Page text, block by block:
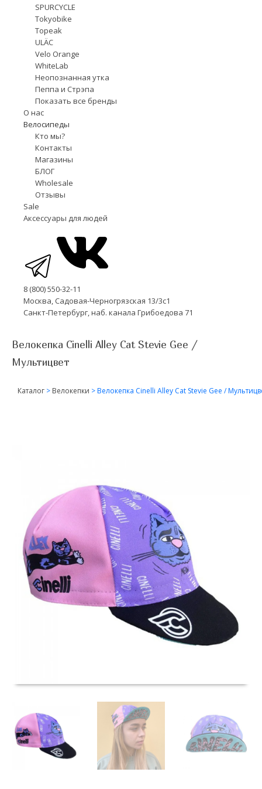
SPURCYCLE
Tokyobike
Topeak
ULÄC
Velo Orange
WhiteLab
Неопознанная утка
Пеппа и Стрэпа
Показать все бренды
О нас
Велосипеды
Кто мы?
Контакты
Магазины
БЛОГ
Wholesale
Отзывы
Sale
Аксессуары для людей
8 (800) 550-32-11
Москва, Садовая-Черногрязская 13/3с1
Санкт-Петербург, наб. канала Грибоедова 71
Велокепка Cinelli Alley Cat Stevie Gee /
Мультицвет
Каталог > Велокепки >Велокепка Cinelli Alley Cat Stevie Gee /